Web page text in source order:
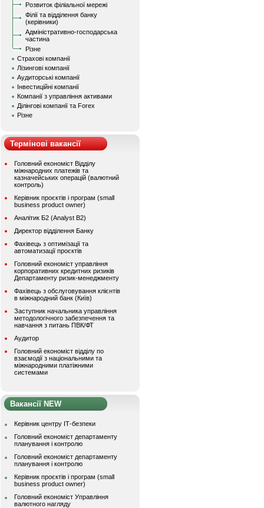
Розвиток філіальної мережі
Філії та відділення банку
(керівники)
Адміністративно-господарська
частина
Різне
Страхові компанії
Лізингові компанії
Аудиторські компанії
Інвестиційні компанії
Компанії з управління активами
Ділінгові компанії та Forex
Різне
Термінові вакансії
Головний економіст Відділу
міжнародних платежів та
казначейських операцій (валютний
контроль)
Керівник проєктів і програм (small
business product owner)
Аналітик Б2 (Analyst B2)
Директор відділення Банку
Фахівець з оптимізації та
автоматизації проєктів
Головний економіст управління
корпоративних кредитних ризиків
Департаменту ризик-менеджменту
Фахівець з обслуговування клієнтів
в міжнародний банк (Київ)
Заступник начальника управління
методологічного забезпечення та
навчання з питань ПВК/ФТ
Аудитор
Головний економіст відділу по
взаємодії з національними та
міжнародними платіжними
системами
Вакансії NEW
Керівник центру ІТ-безпеки
Головний економіст департаменту
планування і контролю
Головний економіст департаменту
планування і контролю
Керівник проєктів і програм (small
business product owner)
Головний економіст Управління
валютного нагляду